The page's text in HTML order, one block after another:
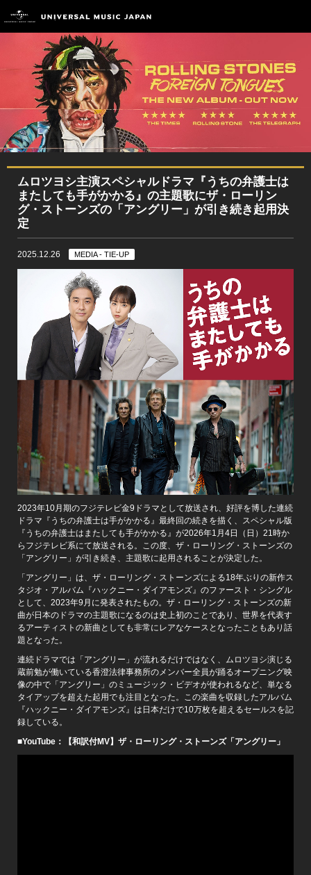
ムロツヨシ主演スペシャルドラマ『うちの弁護士は
またしても手がかかる』の主題歌にザ・ローリン
グ・ストーンズの「アングリー」が引き続き起用決
定
2025.12.26 MEDIA - TIE-UP
2023年10月期のフジテレビ金9ドラマとして放送され、好評を博した連続
ドラマ『うちの弁護士は手がかかる』最終回の続きを描く、スペシャル版
『うちの弁護士はまたしても手がかかる』が2026年1月4日（日）21時か
らフジテレビ系にて放送される。この度、ザ・ローリング・ストーンズの
「アングリー」が引き続き、主題歌に起用されることが決定した。
「アングリー」は、ザ・ローリング・ストーンズによる18年ぶりの新作ス
タジオ・アルバム『ハックニー・ダイアモンズ』のファースト・シングル
として、2023年9月に発表されたもの。ザ・ローリング・ストーンズの新
曲が日本のドラマの主題歌になるのは史上初のことであり、世界を代表す
るアーティストの新曲としても非常にレアなケースとなったこともあり話
題となった。
連続ドラマでは「アングリー」が流れるだけではなく、ムロツヨシ演じる
蔵前勉が働いている香澄法律事務所のメンバー全員が踊るオープニング映
像の中で「アングリー」のミュージック・ビデオが使われるなど、単なる
タイアップを超えた起用でも注目となった。この楽曲を収録したアルバム
『ハックニー・ダイアモンズ』は日本だけで10万枚を超えるセールスを記
録している。
■YouTube：【和訳付MV】ザ・ローリング・ストーンズ「アングリー」